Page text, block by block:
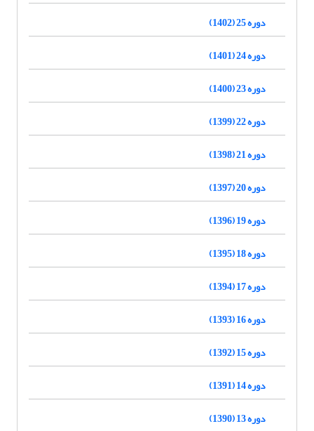
دوره 25 (1402)
دوره 24 (1401)
دوره 23 (1400)
دوره 22 (1399)
دوره 21 (1398)
دوره 20 (1397)
دوره 19 (1396)
دوره 18 (1395)
دوره 17 (1394)
دوره 16 (1393)
دوره 15 (1392)
دوره 14 (1391)
دوره 13 (1390)